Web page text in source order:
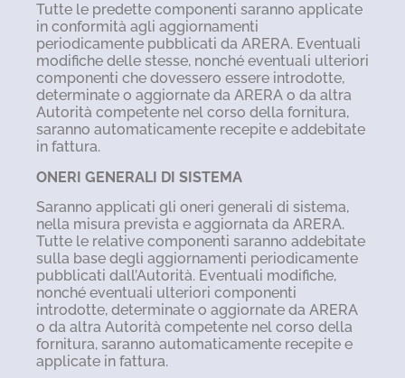
Tutte le predette componenti saranno applicate
in conformità agli aggiornamenti
periodicamente pubblicati da ARERA. Eventuali
modifiche delle stesse, nonché eventuali ulteriori
componenti che dovessero essere introdotte,
determinate o aggiornate da ARERA o da altra
Autorità competente nel corso della fornitura,
saranno automaticamente recepite e addebitate
in fattura.
ONERI GENERALI DI SISTEMA
Saranno applicati gli oneri generali di sistema,
nella misura prevista e aggiornata da ARERA.
Tutte le relative componenti saranno addebitate
sulla base degli aggiornamenti periodicamente
pubblicati dall’Autorità. Eventuali modifiche,
nonché eventuali ulteriori componenti
introdotte, determinate o aggiornate da ARERA
o da altra Autorità competente nel corso della
fornitura, saranno automaticamente recepite e
applicate in fattura.